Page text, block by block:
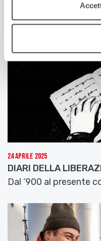
24 Aprile 2025
DIARI DELLA
Dal ‘900 al presente